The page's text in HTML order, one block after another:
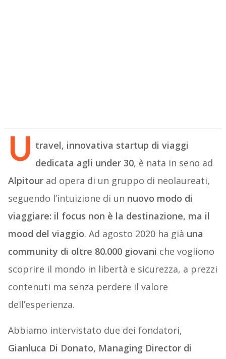
U travel, innovativa startup di viaggi
dedicata agli under 30, è nata in seno ad
Alpitourad opera di un gruppo di neolaureati,
seguendo l’intuizione di un nuovo modo di
viaggiare: il focus non è la destinazione, ma il
mood del viaggio. Ad agosto 2020 ha già una
community di oltre 80.000 giovani che vogliono
scoprire il mondo in libertà e sicurezza, a prezzi
contenuti ma senza perdere il valore
dell’esperienza.
Abbiamo intervistato due dei fondatori,
Gianluca Di Donato, Managing Director di